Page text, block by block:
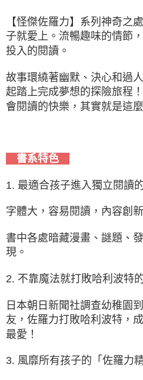
【怪傑佐羅力】系列神奇之
子就愛上。流暢趣味的情節
投入的閱讀。
故事環繞著幽默、決心和過
起踏上完成夢想的探險旅程
會閱讀的快樂，其實就是這
書系特色
1. 最適合孩子進入獨立閱讀
字體大，容易閱讀，內容創
書中各處暗藏漫畫、謎題、
現。
2. 不靠魔法就打敗哈利波特
日本朝日新聞社調查幼稚園
友，佐羅力打敗哈利波特，
最愛！
3. 風靡所有孩子的「佐羅力精